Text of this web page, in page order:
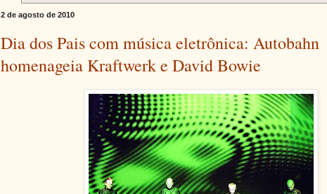
2 de agosto de 2010
Dia dos Pais com música eletrônica: Autobahn
homenageia Kraftwerk e David Bowie